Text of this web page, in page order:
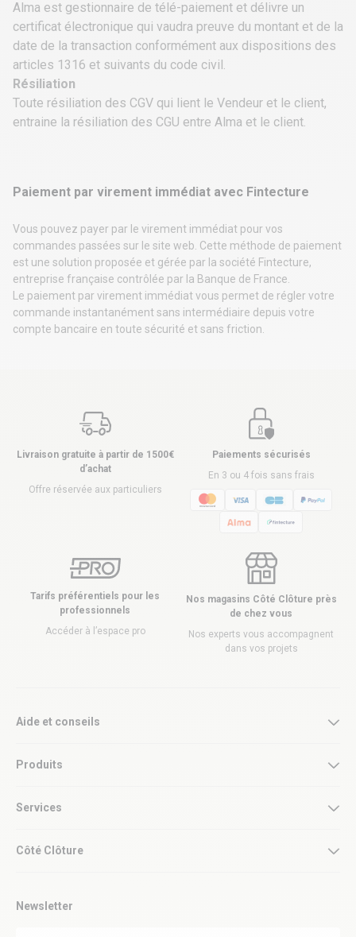
Alma est gestionnaire de télé-paiement et délivre un
certificat électronique qui vaudra preuve du montant et de la
date de la transaction conformément aux dispositions des
articles 1316 et suivants du code civil.
Résiliation
Toute résiliation des CGV qui lient le Vendeur et le client,
entraine la résiliation des CGU entre Alma et le client.
Paiement par virement immédiat avec Fintecture
Vous pouvez payer par le virement immédiat pour vos
commandes passées sur le site web. Cette méthode de paiement
est une solution proposée et gérée par la société Fintecture,
entreprise française contrôlée par la Banque de France.
Le paiement par virement immédiat vous permet de régler votre
commande instantanément sans intermédiaire depuis votre
compte bancaire en toute sécurité et sans friction.
Livraison gratuite à partir de 1500€
d’achat
Offre réservée aux particuliers
Paiements sécurisés
En 3 ou 4 fois sans frais
Tarifs préférentiels pour les
professionnels
Accéder à l’espace pro
Nos magasins Côté Clôture près
de chez vous
Nos experts vous accompagnent
dans vos projets
Aide et conseils
Produits
Services
Côté Clôture
Newsletter